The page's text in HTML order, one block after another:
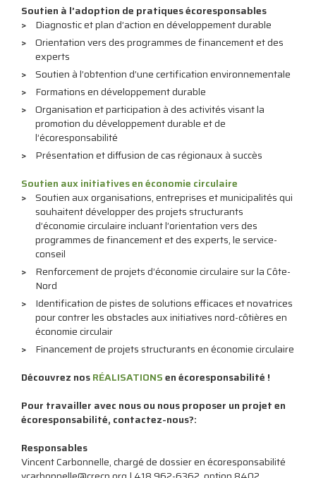
Soutien à l’adoption de pratiques écoresponsables
Diagnostic et plan d’action en développement durable
Orientation vers des programmes de financement et des
experts
Soutien à l’obtention d’une certification environnementale
Formations en développement durable
Organisation et participation à des activités visant la
promotion du développement durable et de
l’écoresponsabilité
Présentation et diffusion de cas régionaux à succès
Soutien aux initiatives en économie circulaire
Soutien aux organisations, entreprises et municipalités qui
souhaitent développer des projets structurants
d’économie circulaire incluant l’orientation vers des
programmes de financement et des experts, le service-
conseil
Renforcement de projets d’économie circulaire sur la Côte-
Nord
Identification de pistes de solutions efficaces et novatrices
pour contrer les obstacles aux initiatives nord-côtières en
économie circulair
Financement de projets structurants en économie circulaire
Découvrez nosRÉALISATIONSen écoresponsabilité !
Pour travailler avec nous ou nous proposer un projet en
écoresponsabilité, contactez-nous?:
Responsables
Vincent Carbonnelle, chargé de dossier en écoresponsabilité